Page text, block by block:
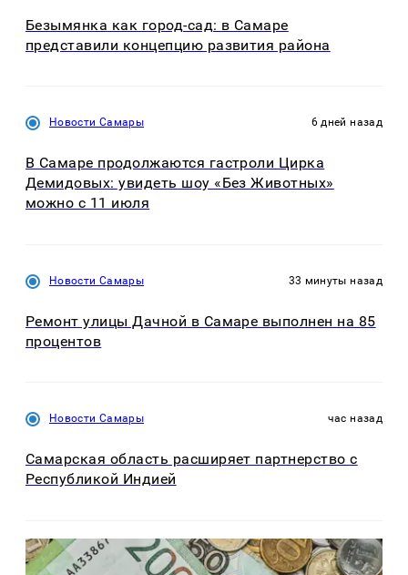
Безымянка как город-сад: в Самаре
представили концепцию развития района
Новости Самары 6 дней назад
В Самаре продолжаются гастроли Цирка
Демидовых: увидеть шоу «Без Животных»
можно с 11 июля
Новости Самары 33 минуты назад
Ремонт улицы Дачной в Самаре выполнен на 85
процентов
Новости Самары час назад
Самарская область расширяет партнерство с
Республикой Индией